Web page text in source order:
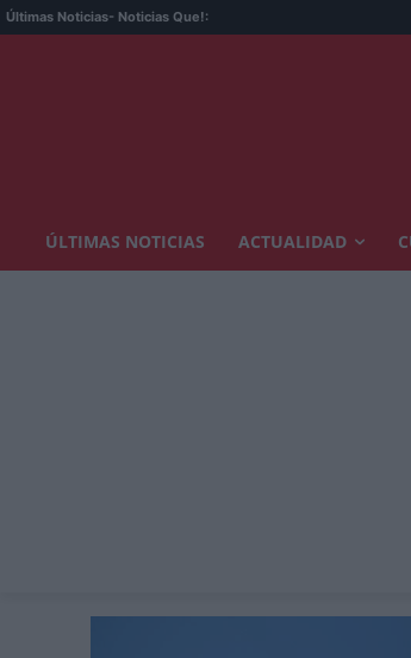
Últimas Noticias- Noticias Que!:
ÚLTIMAS NOTICIAS ACTUALIDAD